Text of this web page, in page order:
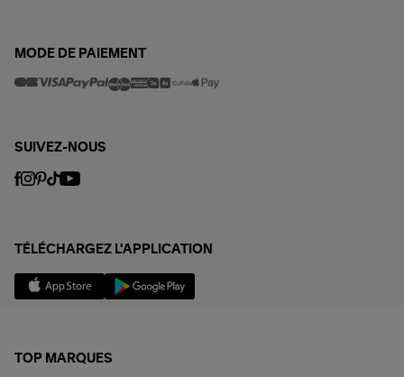
MODE DE PAIEMENT
SUIVEZ-NOUS
TÉLÉCHARGEZ L'APPLICATION
TOP MARQUES